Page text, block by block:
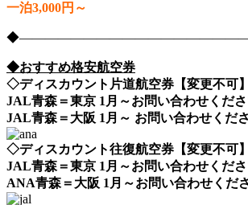
一泊3,000円～
◆おすすめ格安航空券
◇ディスカウント片道航空券【変更不
JAL青森＝東京 1月～お問い合わせくださ
JAL青森＝大阪 1月～ お問い合わせくださ
◇ディスカウント往復航空券【変更不
JAL青森＝東京 1月～お問い合わせくださ
ANA青森＝大阪 1月～お問い合わせくださ